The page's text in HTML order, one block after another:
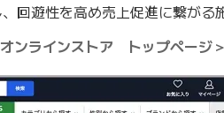
回遊性を高め売上促進に繋がる
ンラインストア トップページ＞